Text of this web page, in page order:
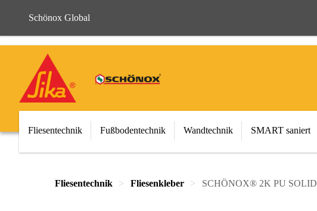
Schönox Global
Fliesentechnik Fußbodentechnik Wandtechnik SMART saniert
Fliesentechnik Fliesenkleber SCHÖNOX® 2K PU SOLID